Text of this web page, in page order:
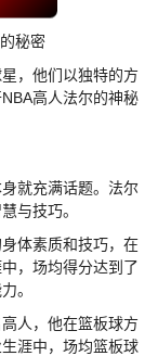
，他们以独特的方
高人法尔的神秘
就充满话题。法尔
与技巧。
体素质和技巧，在
，场均得分达到了
。
人，他在篮板球方
涯中，场均篮板球